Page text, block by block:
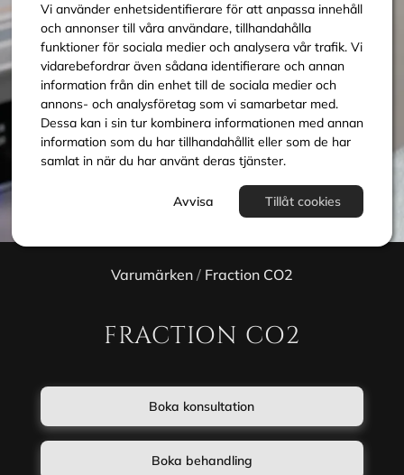
Vi använder enhetsidentifierare för att anpassa innehåll
och annonser till våra användare, tillhandahålla
funktioner för sociala medier och analysera vår trafik. Vi
vidarebefordrar även sådana identifierare och annan
information från din enhet till de sociala medier och
annons- och analysföretag som vi samarbetar med.
Dessa kan i sin tur kombinera informationen med annan
information som du har tillhandahållit eller som de har
samlat in när du har använt deras tjänster.
Avvisa Tillåt cookies
Varumärken/ Fraction CO2
FRACTION CO2
Boka konsultation
Boka behandling